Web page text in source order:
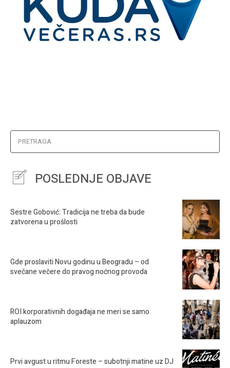
PRETRAGA
POSLEDNJE OBJAVE
Sestre Gobović: Tradicija ne treba da bude
zatvorena u prošlosti
Gde proslaviti Novu godinu u Beogradu – od
svečane večere do pravog noćnog provoda
ROI korporativnih događaja ne meri se samo
aplauzom
Prvi avgust u ritmu Foreste – subotnji matine uz DJ